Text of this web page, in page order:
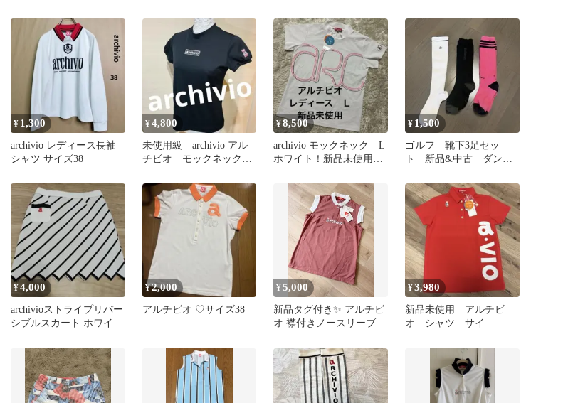
¥ 1,300
archivio レディース長袖
シャツ サイズ38
¥4,800
未使用級 archivio アル
チビオ モックネック
¥8,500
archivio モックネック L
ホワイト！新品未使用
¥ 1,500
ゴルフ 靴下3足セッ
ト 新品&中古 ダンス
オ
¥4,000
archivioストライプリバー
シブルスカート ホワイ
¥2,000
アルチビオ ♡サイズ38
¥5,000
新品タグ付き✨ アルチビ
オ 襟付きノースリーブプ
¥3,980
新品未使用 アルチビ
オ シャツ サイ